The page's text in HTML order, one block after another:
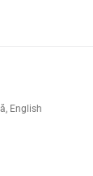
English